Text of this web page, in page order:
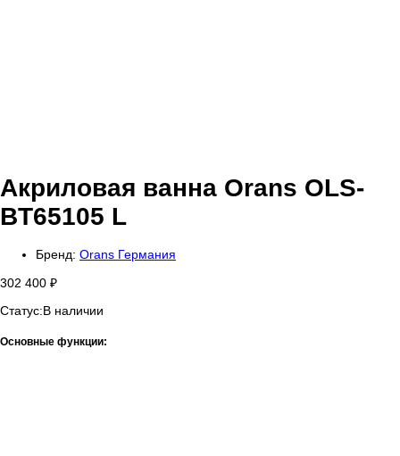
Акриловая ванна Orans OLS-
BT65105 L
Бренд: Orans Германия
302 400 ₽
Статус:В наличии
Основные функции: